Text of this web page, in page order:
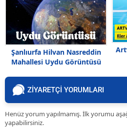
Şanlıurfa Hilvan Nasreddin
Mahallesi Uydu Görüntüsü
ZİYARETÇİ YORUMLARI
Henüz yorum yapılmamış. İlk yorumu
yapabilirsiniz.